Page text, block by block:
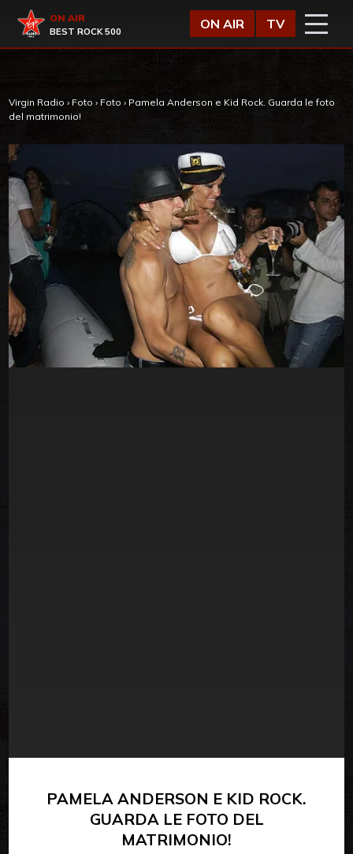
Virgin Radio
ON AIR
BEST ROCK 500
ON AIR TV
Virgin Radio › Foto › Foto › Pamela Anderson e Kid Rock. Guarda le foto
del matrimonio!
PAMELA ANDERSON E KID ROCK.
GUARDA LE FOTO DEL
MATRIMONIO!